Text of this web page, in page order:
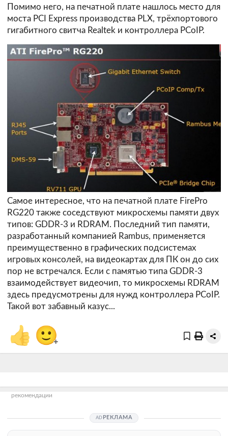
Помимо него, на печатной плате нашлось место для
моста PCI Express производства PLX, трёхпортового
гигабитного свитча Realtek и контроллера PCoIP.
Самое интересное, что на печатной плате FirePro
RG220 также соседствуют микросхемы памяти двух
типов: GDDR-3 и RDRAM. Последний тип памяти,
разработанный компанией Rambus, применяется
преимущественно в графических подсистемах
игровых консолей, на видеокартах для ПК он до сих
пор не встречался. Если с памятью типа GDDR-3
взаимодействует видеочип, то микросхемы RDRAM
здесь предусмотрены для нужд контроллера PCoIP.
Такой вот забавный казус...
👍 🙂+
рекомендации
РЕКЛАМА